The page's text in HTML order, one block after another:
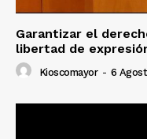
Garantizar el
libertad de
Kioscomayor - 6